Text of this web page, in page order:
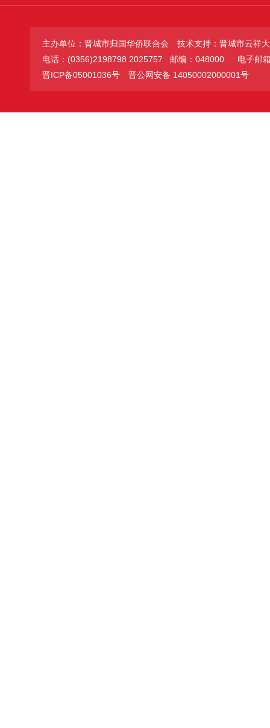
主办单位：晋城市归国华侨联合会
技术支持：晋城市云祥
电话：(0356)2198798 2025757 邮编：048000
电子邮
晋ICP备05001036号
晋公网安备 14050002000001号